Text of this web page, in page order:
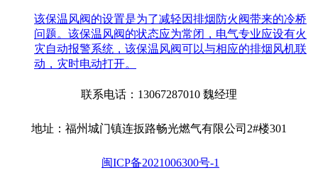
该保温风阀的设置是为了减轻因排烟防火阀带来的冷桥
问题。该保温风阀的状态应为常闭，电气专业应设有火
灾自动报警系统，该保温风阀可以与相应的排烟风机联
动，灾时电动打开。
联系电话：13067287010 魏经理
地址：福州城门镇连扳路畅光燃气有限公司2#楼301
闽ICP备2021006300号-1